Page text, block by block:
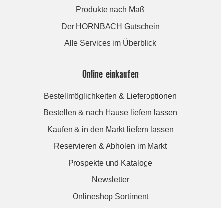
Produkte nach Maß
Der HORNBACH Gutschein
Alle Services im Überblick
Online einkaufen
Bestellmöglichkeiten & Lieferoptionen
Bestellen & nach Hause liefern lassen
Kaufen & in den Markt liefern lassen
Reservieren & Abholen im Markt
Prospekte und Kataloge
Newsletter
Onlineshop Sortiment